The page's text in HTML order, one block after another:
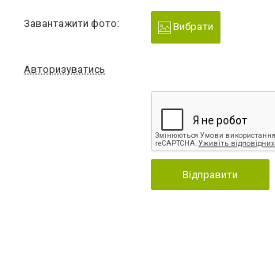
Завантажити фото: Вибрати
Авторизуватись
Відправити